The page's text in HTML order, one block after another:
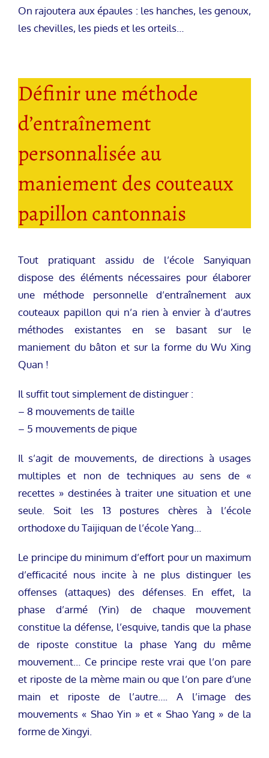
On rajoutera aux épaules : les hanches, les genoux,
les chevilles, les pieds et les orteils…
Définir une méthode
d’entraînement
personnalisée au
maniement des couteaux
papillon cantonnais
Tout pratiquant assidu de l’école Sanyiquan
dispose des éléments nécessaires pour élaborer
une méthode personnelle d’entraînement aux
couteaux papillon qui n’a rien à envier à d’autres
méthodes existantes en se basant sur le
maniement du bâton et sur la forme du Wu Xing
Quan !
Il suffit tout simplement de distinguer :
– 8 mouvements de taille
– 5 mouvements de pique
Il s’agit de mouvements, de directions à usages
multiples et non de techniques au sens de «
recettes » destinées à traiter une situation et une
seule. Soit les 13 postures chères à l’école
orthodoxe du Taijiquan de l’école Yang…
Le principe du minimum d’effort pour un maximum
d’efficacité nous incite à ne plus distinguer les
offenses (attaques) des défenses. En effet, la
phase d’armé (Yin) de chaque mouvement
constitue la défense, l’esquive, tandis que la phase
de riposte constitue la phase Yang du même
mouvement… Ce principe reste vrai que l’on pare
et riposte de la mème main ou que l’on pare d’une
main et riposte de l’autre…. A l’image des
mouvements « Shao Yin » et « Shao Yang » de la
forme de Xingyi.